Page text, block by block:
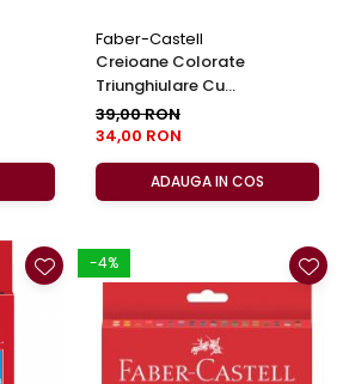
Faber-Castell
Creioane Colorate
Triunghiulare Cu
Ascutitoare Eco 36 Culori
Faber-Castell
39,00 RON
34,00 RON
ADAUGA IN COS
-4%